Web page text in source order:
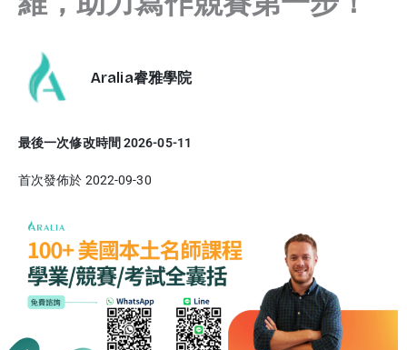
Aralia睿雅學院
最後一次修改時間 2026-05-11
首次發佈於 2022-09-30